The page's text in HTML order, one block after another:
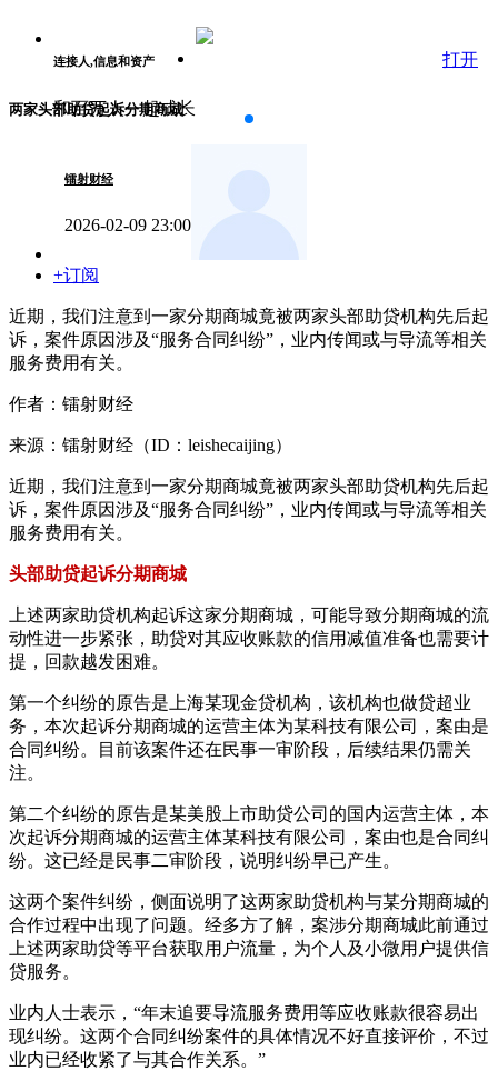
连接人,信息和资产
和百万人一起成长
打开
两家头部助贷起诉分期商城
镭射财经
2026-02-09 23:00
+订阅
近期，我们注意到一家分期商城竟被两家头部助贷机构先后起
诉，案件原因涉及“服务合同纠纷”，业内传闻或与导流等相关
服务费用有关。
作者：镭射财经
来源：镭射财经（ID：leishecaijing）
近期，我们注意到一家分期商城竟被两家头部助贷机构先后起
诉，案件原因涉及“服务合同纠纷”，业内传闻或与导流等相关
服务费用有关。
头部助贷起诉分期商城
上述两家助贷机构起诉这家分期商城，可能导致分期商城的流
动性进一步紧张，助贷对其应收账款的信用减值准备也需要计
提，回款越发困难。
第一个纠纷的原告是上海某现金贷机构，该机构也做贷超业
务，本次起诉分期商城的运营主体为某科技有限公司，案由是
合同纠纷。目前该案件还在民事一审阶段，后续结果仍需关
注。
第二个纠纷的原告是某美股上市助贷公司的国内运营主体，本
次起诉分期商城的运营主体某科技有限公司，案由也是合同纠
纷。这已经是民事二审阶段，说明纠纷早已产生。
这两个案件纠纷，侧面说明了这两家助贷机构与某分期商城的
合作过程中出现了问题。经多方了解，案涉分期商城此前通过
上述两家助贷等平台获取用户流量，为个人及小微用户提供信
贷服务。
业内人士表示，“年末追要导流服务费用等应收账款很容易出
现纠纷。这两个合同纠纷案件的具体情况不好直接评价，不过
业内已经收紧了与其合作关系。”